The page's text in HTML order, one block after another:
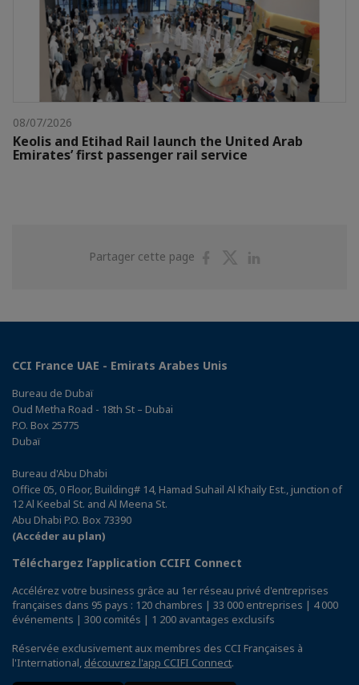
08/07/2026
Keolis and Etihad Rail launch the United Arab
Emirates’ first passenger rail service
Partager cette page
PartagerPartager
CCI France UAE - Emirats Arabes Unis
Bureau de Dubaï
Oud Metha Road - 18th St – Dubai
P.O. Box 25775
Dubaï
Bureau d'Abu Dhabi
Office 05, 0 Floor, Building# 14, Hamad Suhail Al Khaily Est., junction of
12 Al Keebal St. and Al Meena St.
Abu Dhabi P.O. Box 73390
(Accéder au plan)
Téléchargez l’application CCIFI Connect
Accélérez votre business grâce au 1er réseau privé d'entreprises
françaises dans 95 pays : 120 chambres | 33 000 entreprises | 4 000
événements | 300 comités | 1 200 avantages exclusifs
Réservée exclusivement aux membres des CCI Françaises à
l'International, découvrez l'app CCIFI Connect.